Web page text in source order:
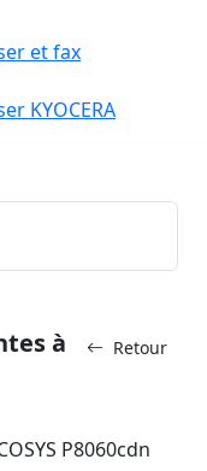
et fax
KYOCERA
Retour
à
P8060cdn